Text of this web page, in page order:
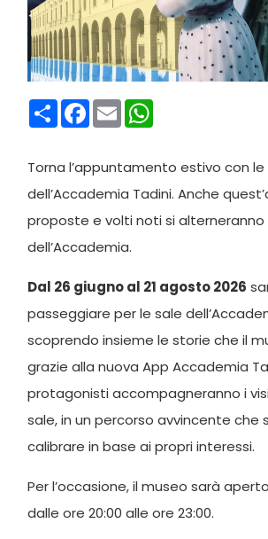
CondividiFacebook
Email
Torna l’appuntamento estivo con
dell’Accademia Tadini. Anche
proposte e volti noti si alterneranno
dell’Accademia.
Dal 26 giugno al 21 agosto 2026
passeggiare per le sale
scoprendo insieme le storie che il
grazie alla nuova App Accademia
protagonisti accompagneranno i
sale, in un percorso avvincente che
calibrare in base ai propri interessi.
Per l’occasione, il museo sarà
dalle ore 20:00 alle ore 23:00.